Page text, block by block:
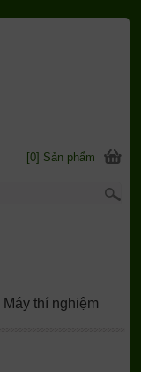
Máy thí nghiệm
[0] Sản phẩm